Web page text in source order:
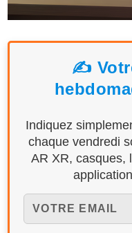
✍️
Indiquez
chaque vendredi
AR XR, casques,